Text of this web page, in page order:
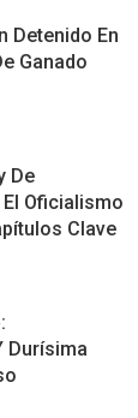
Detenido En
Ganado
De
Oficialismo
Clave
Durísima